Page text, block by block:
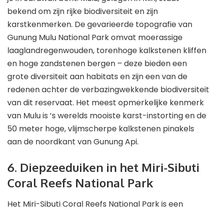
bekend om zijn rijke biodiversiteit en zijn
karstkenmerken. De gevarieerde topografie van
Gunung Mulu National Park omvat moerassige
laaglandregenwouden, torenhoge kalkstenen kliffen
en hoge zandstenen bergen – deze bieden een
grote diversiteit aan habitats en zijn een van de
redenen achter de verbazingwekkende biodiversiteit
van dit reservaat. Het meest opmerkelijke kenmerk
van Mulu is ’s werelds mooiste karst-instorting en de
50 meter hoge, vlijmscherpe kalkstenen pinakels
aan de noordkant van Gunung Api.
6. Diepzeeduiken in het Miri-Sibuti
Coral Reefs National Park
Het Miri-Sibuti Coral Reefs National Park is een